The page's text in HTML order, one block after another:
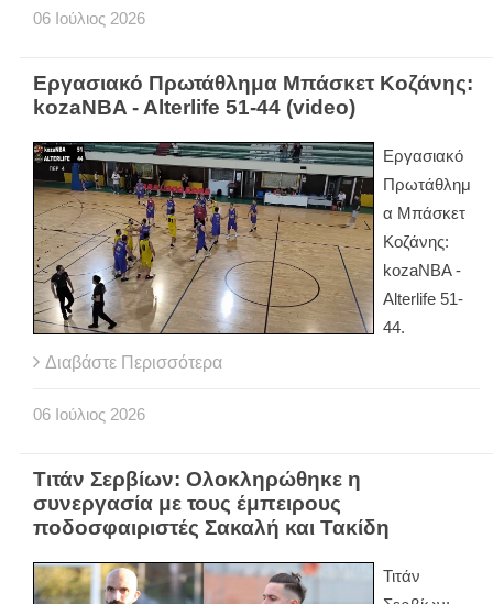
06 Ιούλιος 2026
Εργασιακό Πρωτάθλημα Μπάσκετ Κοζάνης:
kozaNBA - Alterlife 51-44 (video)
Εργασιακό
Πρωτάθλημ
α Μπάσκετ
Κοζάνης:
kozaNBA -
Alterlife 51-
44.
Διαβάστε Περισσότερα
06 Ιούλιος 2026
Τιτάν Σερβίων: Ολοκληρώθηκε η
συνεργασία με τους έμπειρους
ποδοσφαιριστές Σακαλή και Τακίδη
Τιτάν